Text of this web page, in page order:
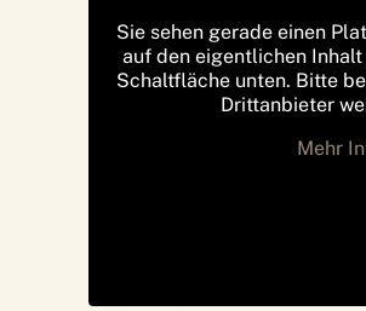
Sie sehen gerade einen
auf den eigentlichen
Schaltfläche unten. Bitte
Drittanbieter
Mehr